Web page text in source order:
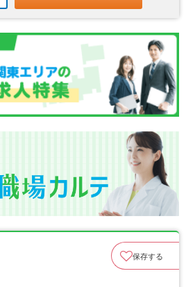
保存する